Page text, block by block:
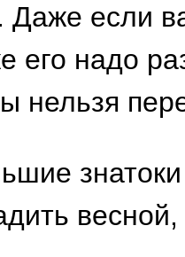
Даже если
его надо
нельзя
весной,